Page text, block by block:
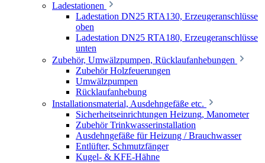
Ladestationen
Ladestation DN25 RTA130, Erzeugeranschlüsse
oben
Ladestation DN25 RTA180, Erzeugeranschlüsse
unten
Zubehör, Umwälzpumpen, Rücklaufanhebungen
Zubehör Holzfeuerungen
Umwälzpumpen
Rücklaufanhebung
Installationsmaterial, Ausdehngefäße etc.
Sicherheitseinrichtungen Heizung, Manometer
Zubehör Trinkwasserinstallation
Ausdehngefäße für Heizung / Brauchwasser
Entlüfter, Schmutzfänger
Kugel- & KFE-Hähne